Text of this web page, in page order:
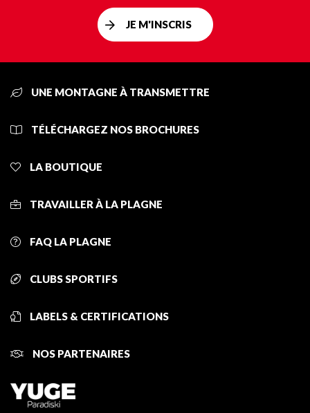
JE M'INSCRIS
UNE MONTAGNE À TRANSMETTRE
TÉLÉCHARGEZ NOS BROCHURES
LA BOUTIQUE
TRAVAILLER À LA PLAGNE
FAQ LA PLAGNE
CLUBS SPORTIFS
LABELS & CERTIFICATIONS
NOS PARTENAIRES